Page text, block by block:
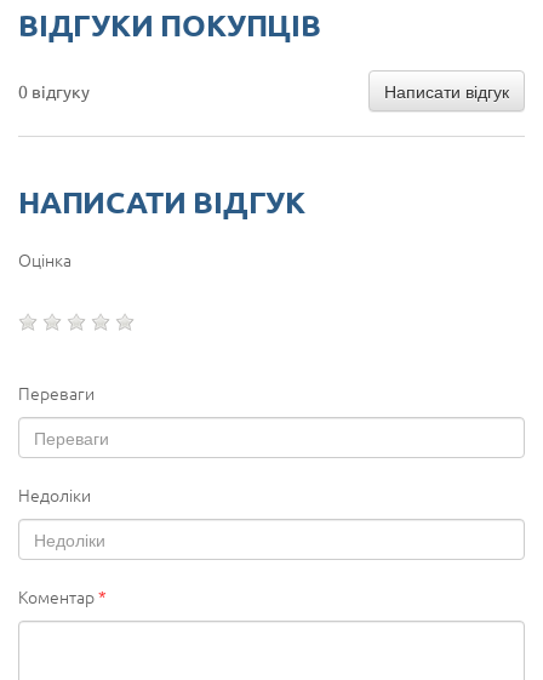
ВІДГУКИ ПОКУПЦІВ
0 відгуку Написати відгук
НАПИСАТИ ВІДГУК
Оцінка
Переваги
Недоліки
Коментар*